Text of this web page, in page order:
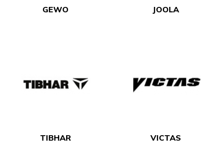
GEWO JOOLA
TIBHAR VICTAS